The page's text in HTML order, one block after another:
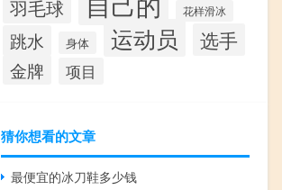
羽毛球 花样滑冰
跳水 身体 运动员 选手
金牌 项目
猜你想看的文章
最便宜的冰刀鞋多少钱